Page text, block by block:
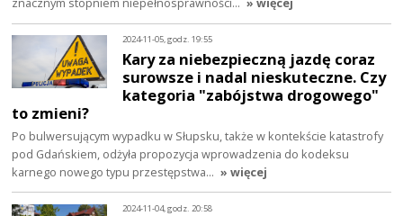
2024-11-05, godz. 19:55
Kary za niebezpieczną jazdę coraz
surowsze i nadal nieskuteczne. Czy
kategoria "zabójstwa drogowego"
to zmieni?
Po bulwersującym wypadku w Słupsku, także w kontekście katastrofy
pod Gdańskiem, odżyła propozycja wprowadzenia do kodeksu
karnego nowego typu przestępstwa… » więcej
2024-11-04, godz. 20:58